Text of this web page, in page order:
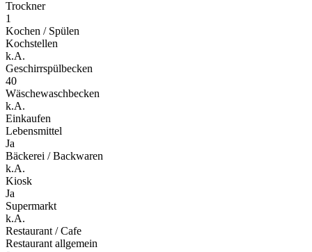
Trockner
1
Kochen / Spülen
Kochstellen
k.A.
Geschirrspülbecken
40
Wäschewaschbecken
k.A.
Einkaufen
Lebensmittel
Ja
Bäckerei / Backwaren
k.A.
Kiosk
Ja
Supermarkt
k.A.
Restaurant / Cafe
Restaurant allgemein